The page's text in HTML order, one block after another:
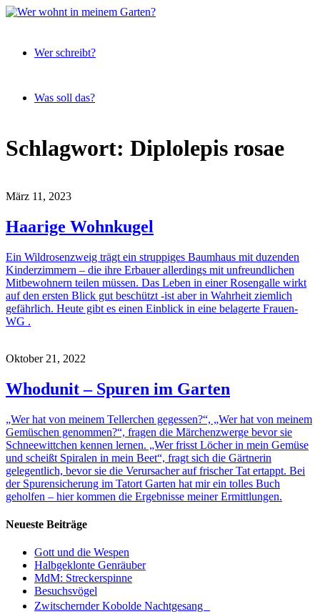
wohnt
meinem
vor der
Terrassentür
Wer schreibt?
Was soll das?
Skip
to
Schlagwort: Diplolepis rosae
März 11, 2023
Haarige Wohnkugel
Ein Wildrosenzweig trägt ein struppiges Baumhaus mit duzenden
Kinderzimmern – die ihre Erbauer allerdings mit unfreundlichen
Mitbewohnern teilen müssen. Das Leben in einer Rosengalle wirkt
auf den ersten Blick gut beschützt -ist aber in Wahrheit ziemlich
gefährlich. Heute gibt es einen Einblick in eine belagerte Frauen-
WG .
Oktober 21, 2022
Whodunit – Spuren im Garten
„Wer hat von meinem Tellerchen gegessen?“, „Wer hat von meinem
Gemüschen genommen?“, fragen die Märchenzwerge bevor sie
Schneewittchen kennen lernen. „Wer frisst Löcher in mein Gemüse
und scheißt Spiralen in mein Beet“, fragt sich die Gärtnerin
gelegentlich, bevor sie die Verursacher auf frischer Tat ertappt. Bei
der Spurensicherung im Tatort Garten hat mir ein tolles Buch
geholfen – hier kommen die Ergebnisse meiner Ermittlungen.
Neueste Beiträge
Gott und die Wespen
Halbgeklonte Genräuber
MdM: Streckerspinne
Besuchsvögel
Zwitschernder Kobolde Nachtgesang